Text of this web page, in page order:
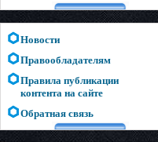
Новости
Правообладателям
Правила публикации
контента на сайте
Обратная связь